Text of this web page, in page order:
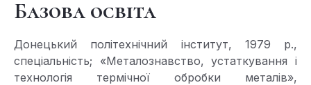
Базова освіта
Донецький політехнічний інститут, 1979 р.,
спеціальність; «Металознавство, устаткування і
технологія термічної обробки металів»,